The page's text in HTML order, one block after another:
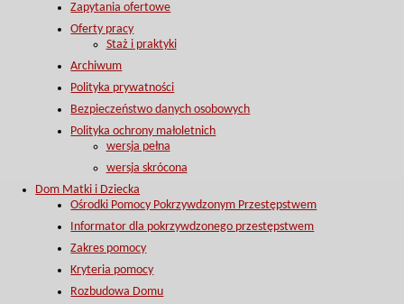
Zapytania ofertowe
Oferty pracy
Staż i praktyki
Archiwum
Polityka prywatności
Bezpieczeństwo danych osobowych
Polityka ochrony małoletnich
wersja pełna
wersja skrócona
Dom Matki i Dziecka
Ośrodki Pomocy Pokrzywdzonym Przestępstwem
Informator dla pokrzywdzonego przestępstwem
Zakres pomocy
Kryteria pomocy
Rozbudowa Domu